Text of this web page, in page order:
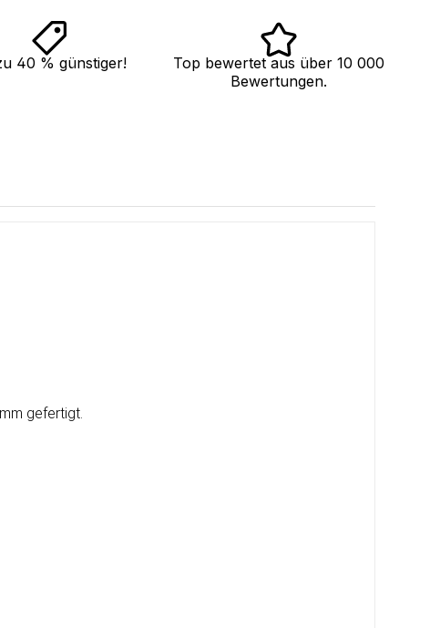
40 % günstiger!
Top bewertet aus über 10 000
Bewertungen.
gefertigt.